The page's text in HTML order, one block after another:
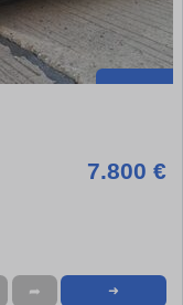
7.800 €
➦ ➜